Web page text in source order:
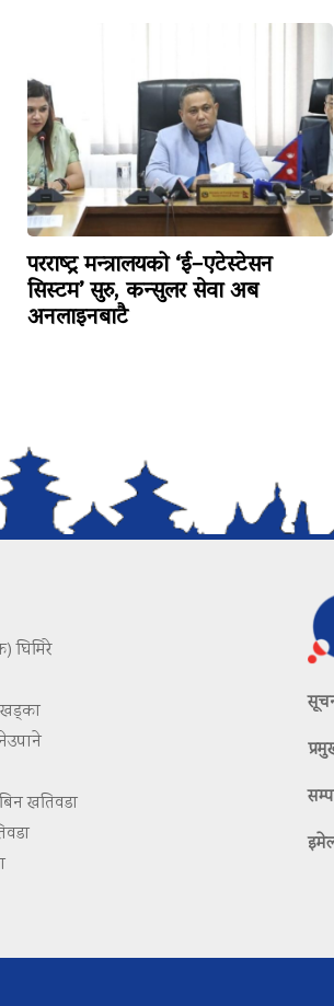
परराष्ट्र मन्त्रालयको ‘ई–एटेस्टेसन
सिस्टम’ सुरु, कन्सुलर सेवा अब
अनलाइनबाटै
घिमिरे
खतिवडा